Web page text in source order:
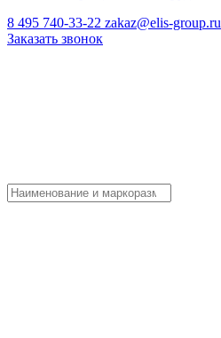
8 495 740-33-22 zakaz@elis-group.ru
Заказать звонок